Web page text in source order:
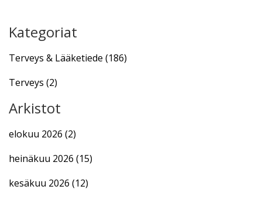
Kategoriat
Terveys & Lääketiede (186)
Terveys (2)
Arkistot
elokuu 2026 (2)
heinäkuu 2026 (15)
kesäkuu 2026 (12)